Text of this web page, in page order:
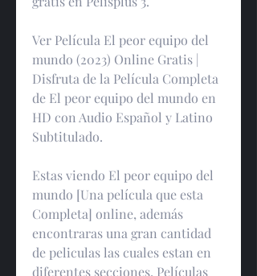
Ver Película El peor equipo del
mundo (2023) Online Gratis |
Disfruta de la Película Completa
de El peor equipo del mundo en
HD con Audio Español y Latino
Subtitulado.
Estas viendo El peor equipo del
mundo [Una película que esta
Completa] online, además
encontraras una gran cantidad
de peliculas las cuales estan en
diferentes secciones, Películas